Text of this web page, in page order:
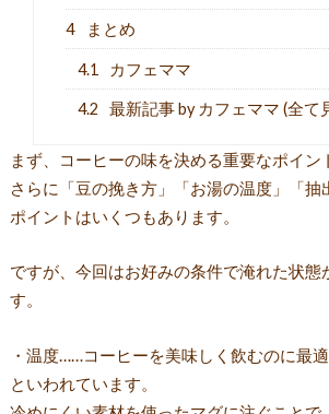
4 まとめ
4.1 カフェママ
4.2 最新記事 by カフェママ (全て
まず、コーヒーの味を決める重要なポイン
さらに「豆の挽き方」「お湯の温度」「抽
ポイントはいくつもあります。
ですが、今回はお好みの条件で淹れた状態
す。
・温度……コーヒーを美味しく飲むのに最
といわれています。